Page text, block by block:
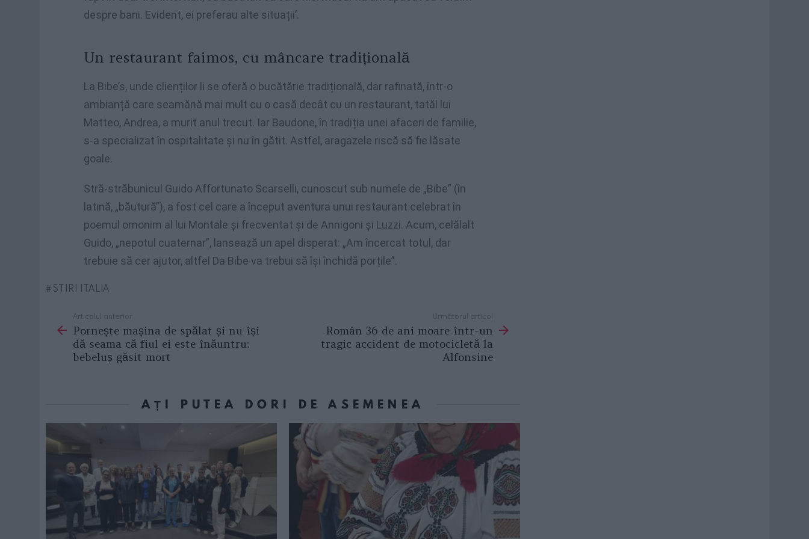
despre bani. Evident, ei preferau alte situații’.
Un restaurant faimos, cu mâncare tradițională
La Bibe’s, unde clienților li se oferă o bucătărie tradițională, dar rafinată, într-o
ambianță care seamănă mai mult cu o casă decât cu un restaurant, tatăl lui
Matteo, Andrea, a murit anul trecut. Iar Baudone, în tradiția unei afaceri de familie,
s-a specializat în ospitalitate și nu în gătit. Astfel, aragazele riscă să fie lăsate
goale.
Stră-străbunicul Guido Affortunato Scarselli, cunoscut sub numele de „Bibe” (în
latină, „băutură”), a fost cel care a început aventura unui restaurant celebrat în
poemul omonim al lui Montale și frecventat și de Annigoni și Luzzi. Acum, celălalt
Guido, „nepotul cuaternar”, lansează un apel disperat: „Am încercat totul, dar
trebuie să cer ajutor, altfel Da Bibe va trebui să își închidă porțile”.
STIRI ITALIA
more
Articolul anterior
Pornește mașina de spălat și nu își
dă seama că fiul ei este înăuntru:
bebeluș găsit mort
Următorul articol
Român 36 de ani moare într-un
tragic accident de motocicletă la
Alfonsine
AȚI PUTEA DORI DE ASEMENEA